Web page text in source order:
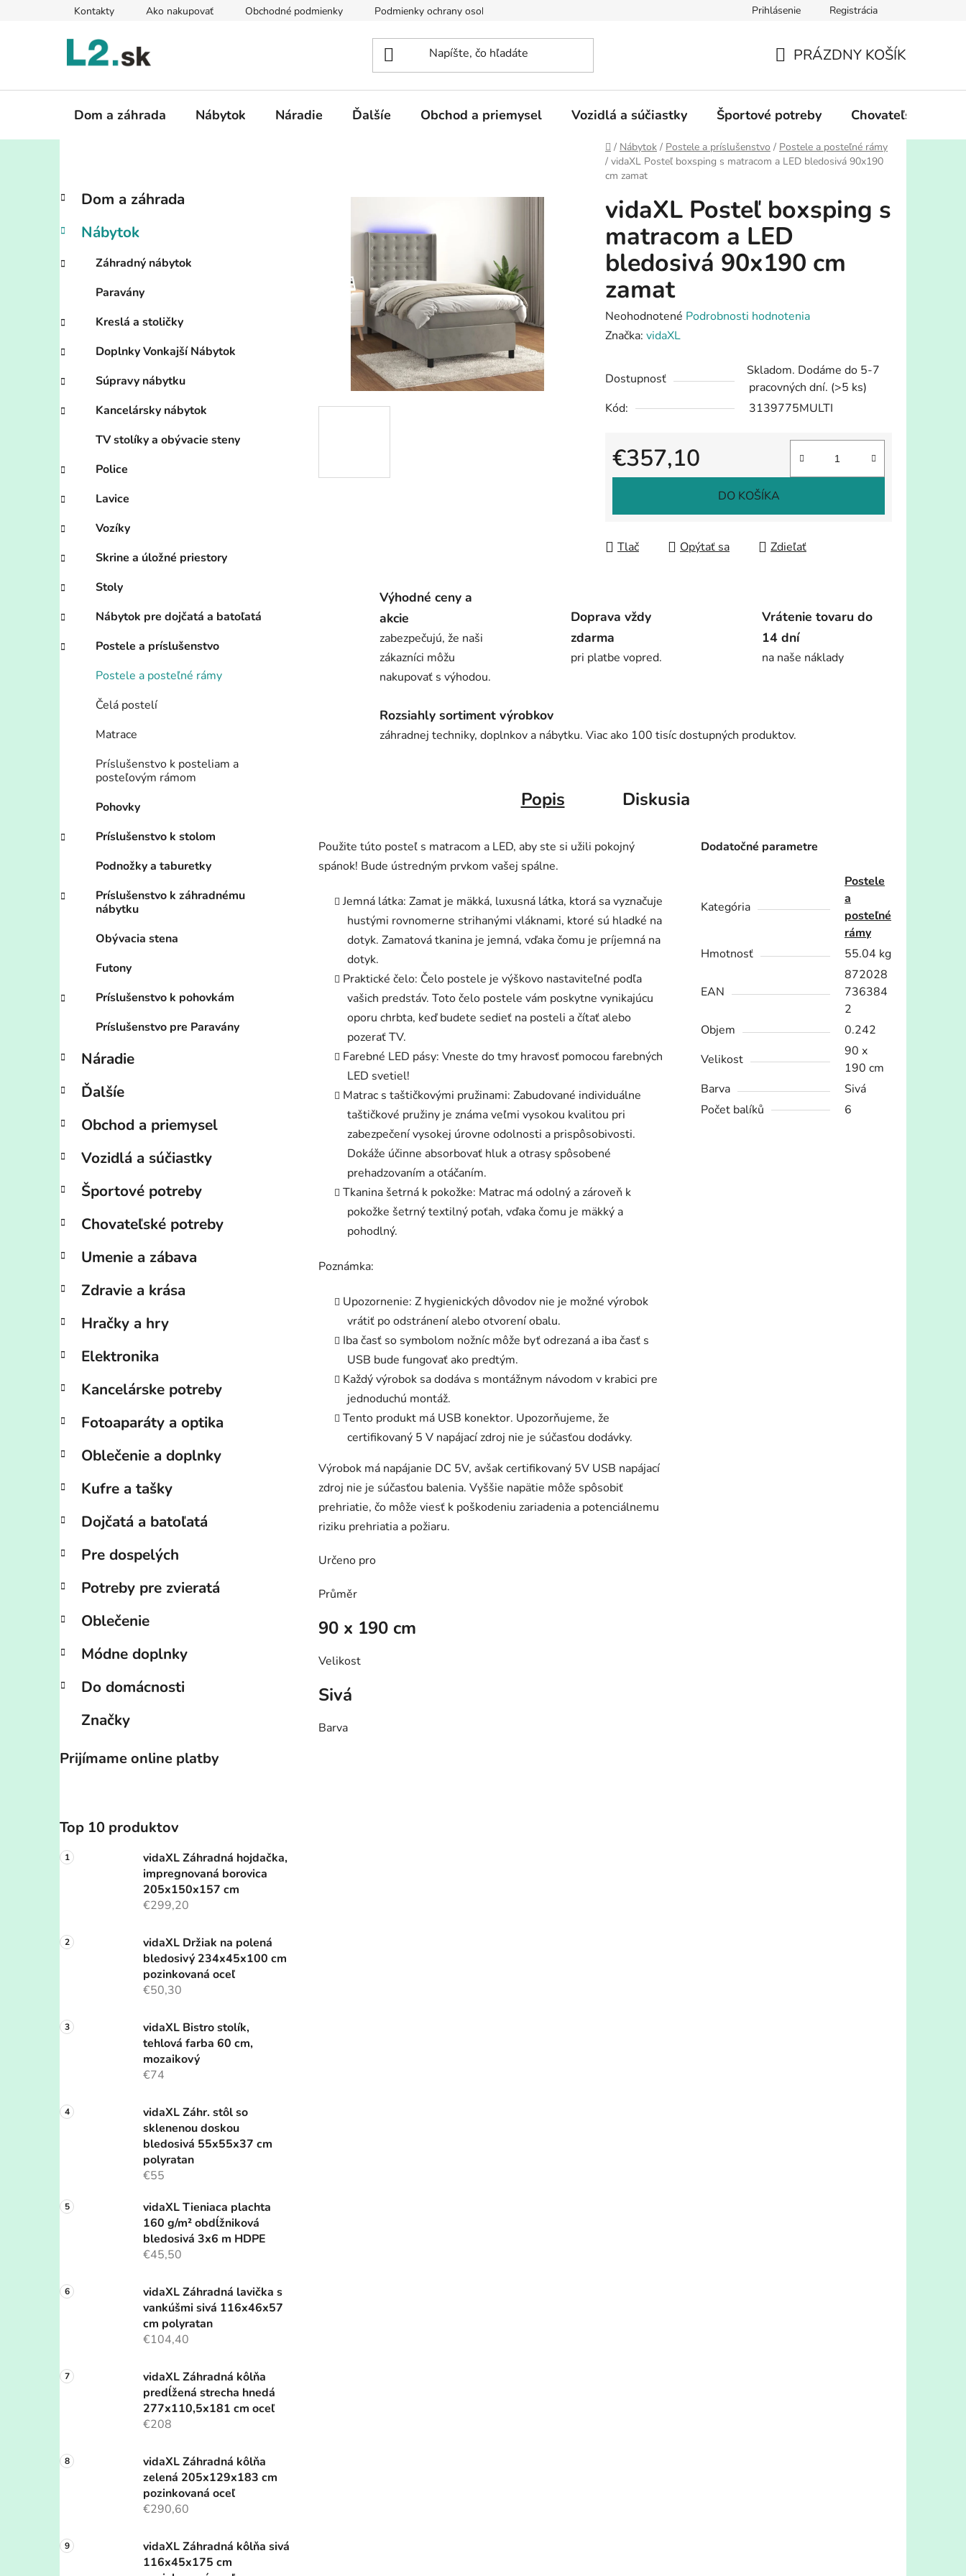
Kontakty Ako nakupovať Obchodné podmienky Podmienky ochrany osobných údajov Prihlásenie Registrácia
KOŠÍK
PRÁZDNY KOŠÍK
Dom a záhrada Nábytok Náradie Ďalšíe Obchod a priemysel Vozidlá a súčiastky Športové potreby Chovateľské
Domov
/ Nábytok / Postele a príslušenstvo / Postele a posteľné rámy
/ vidaXL Posteľ boxsping s matracom a LED bledosivá 90x190
cm zamat
B
č
ý
n
l
Preskočiť
kategórie
K
a
e
ó
e
Dom a záhrada
Nábytok
Záhradný nábytok
Paravány
Kreslá a stoličky
Doplnky Vonkajší Nábytok
Súpravy nábytku
Kancelársky nábytok
TV stolíky a obývacie steny
Police
Lavice
Vozíky
Skrine a úložné priestory
Stoly
Nábytok pre dojčatá a batoľatá
Postele a príslušenstvo
Postele a posteľné rámy
Čelá postelí
Matrace
Príslušenstvo k posteliam a
posteľovým rámom
Pohovky
Príslušenstvo k stolom
Podnožky a taburetky
Príslušenstvo k záhradnému
nábytku
Obývacia stena
Futony
Príslušenstvo k pohovkám
Príslušenstvo pre Paravány
Náradie
Ďalšíe
Obchod a priemysel
Vozidlá a súčiastky
Športové potreby
Chovateľské potreby
Umenie a zábava
Zdravie a krása
Hračky a hry
Elektronika
Kancelárske potreby
Fotoaparáty a optika
Oblečenie a doplnky
Kufre a tašky
Dojčatá a batoľatá
Pre dospelých
Potreby pre zvieratá
Oblečenie
Módne doplnky
Do domácnosti
Značky
Prijímame online platby
Top 10 produktov
vidaXL Záhradná hojdačka,
impregnovaná borovica
205x150x157 cm
€299,20
vidaXL Držiak na polená
bledosivý 234x45x100 cm
pozinkovaná oceľ
€50,30
vidaXL Bistro stolík,
tehlová farba 60 cm,
mozaikový
€74
vidaXL Záhr. stôl so
sklenenou doskou
bledosivá 55x55x37 cm
polyratan
€55
vidaXL Tieniaca plachta
160 g/m² obdĺžniková
bledosivá 3x6 m HDPE
€45,50
vidaXL Záhradná lavička s
vankúšmi sivá 116x46x57
cm polyratan
€104,40
vidaXL Záhradná kôlňa
predĺžená strecha hnedá
277x110,5x181 cm oceľ
€208
vidaXL Záhradná kôlňa
zelená 205x129x183 cm
pozinkovaná oceľ
€290,60
vidaXL Záhradná kôlňa sivá
116x45x175 cm
vidaXL Posteľ boxsping s
matracom a LED
bledosivá 90x190 cm
zamat
Priemerné
hodnotenie
je
z
hviezdičiek.
Neohodnotené Podrobnosti hodnotenia
Značka: vidaXL
Dostupnosť
Skladom. Dodáme do 5-7
pracovných dní. (>5 ks)
Kód:
3139775MULTI
€357,10
Jednotková cena:
DO KOŠÍKA
Tlač Opýtať sa Zdieľať
Výhodné ceny a
akcie
zabezpečujú, že naši
zákazníci môžu
nakupovať s výhodou.
Doprava vždy
zdarma
pri platbe vopred.
Vrátenie tovaru do
14 dní
na naše náklady
Rozsiahly sortiment výrobkov
záhradnej techniky, doplnkov a nábytku. Viac ako 100 tisíc dostupných produktov.
Popis Diskusia
Použite túto posteľ s matracom a LED, aby ste si užili pokojný
spánok! Bude ústredným prvkom vašej spálne.
Jemná látka: Zamat je mäkká, luxusná látka, ktorá sa vyznačuje
hustými rovnomerne strihanými vláknami, ktoré sú hladké na
dotyk. Zamatová tkanina je jemná, vďaka čomu je príjemná na
dotyk.
Praktické čelo: Čelo postele je výškovo nastaviteľné podľa
vašich predstáv. Toto čelo postele vám poskytne vynikajúcu
oporu chrbta, keď budete sedieť na posteli a čítať alebo
pozerať TV.
Farebné LED pásy: Vneste do tmy hravosť pomocou farebných
LED svetiel!
Matrac s taštičkovými pružinami: Zabudované individuálne
taštičkové pružiny je známa veľmi vysokou kvalitou pri
zabezpečení vysokej úrovne odolnosti a prispôsobivosti.
Dokáže účinne absorbovať hluk a otrasy spôsobené
prehadzovaním a otáčaním.
Tkanina šetrná k pokožke: Matrac má odolný a zároveň k
pokožke šetrný textilný poťah, vďaka čomu je mäkký a
pohodlný.
Poznámka:
Upozornenie: Z hygienických dôvodov nie je možné výrobok
vrátiť po odstránení alebo otvorení obalu.
Iba časť so symbolom nožníc môže byť odrezaná a iba časť s
USB bude fungovať ako predtým.
Každý výrobok sa dodáva s montážnym návodom v krabici pre
jednoduchú montáž.
Tento produkt má USB konektor. Upozorňujeme, že
certifikovaný 5 V napájací zdroj nie je súčasťou dodávky.
Výrobok má napájanie DC 5V, avšak certifikovaný 5V USB napájací
zdroj nie je súčasťou balenia. Vyššie napätie môže spôsobiť
prehriatie, čo môže viesť k poškodeniu zariadenia a potenciálnemu
riziku prehriatia a požiaru.
Určeno pro
Průměr
90 x 190 cm
Velikost
Sivá
Barva
Dodatočné parametre
Kategória
Postele
a
posteľné
rámy
Hmotnosť
55.04 kg
EAN
872028
736384
2
Objem
0.242
Velikost
90 x
190 cm
Barva
Sivá
Počet balíků
6